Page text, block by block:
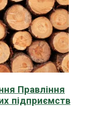
Правління
підприємств